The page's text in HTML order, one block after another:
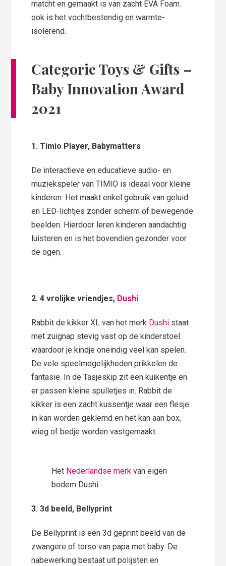
matcht en gemaakt is van zacht EVA Foam.
ook is het vochtbestendig en warmte-
isolerend.
Categorie Toys & Gifts –
Baby Innovation Award
2021
1. Timio Player, Babymatters
De interactieve en educatieve audio- en
muziekspeler van TIMIO is ideaal voor kleine
kinderen. Het maakt enkel gebruik van geluid
en LED-lichtjes zonder scherm of bewegende
beelden. Hierdoor leren kinderen aandachtig
luisteren en is het bovendien gezonder voor
de ogen.
2. 4 vrolijke vriendjes, Dushi
Rabbit de kikker XL van het merk Dushi staat
met zuignap stevig vast op de kinderstoel
waardoor je kindje oneindig veel kan spelen.
De vele speelmogelijkheden prikkelen de
fantasie. In de Tasjeskip zit een kuikentje en
er passen kleine spulletjes in. Rabbit de
kikker is een zacht kussentje waar een flesje
in kan worden geklemd en het kan aan box,
wieg of bedje worden vastgemaakt.
Het Nederlandse merk van eigen
bodem Dushi
3. 3d beeld, Bellyprint
De Bellyprint is een 3d geprint beeld van de
zwangere of torso van papa met baby. De
nabewerking bestaat uit polijsten en